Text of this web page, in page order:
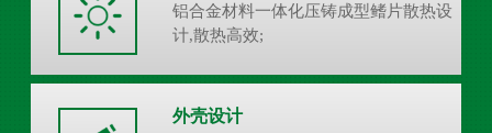
铝合金材料一体化压铸成型鳍片散热设
计,散热高效;
外壳设计